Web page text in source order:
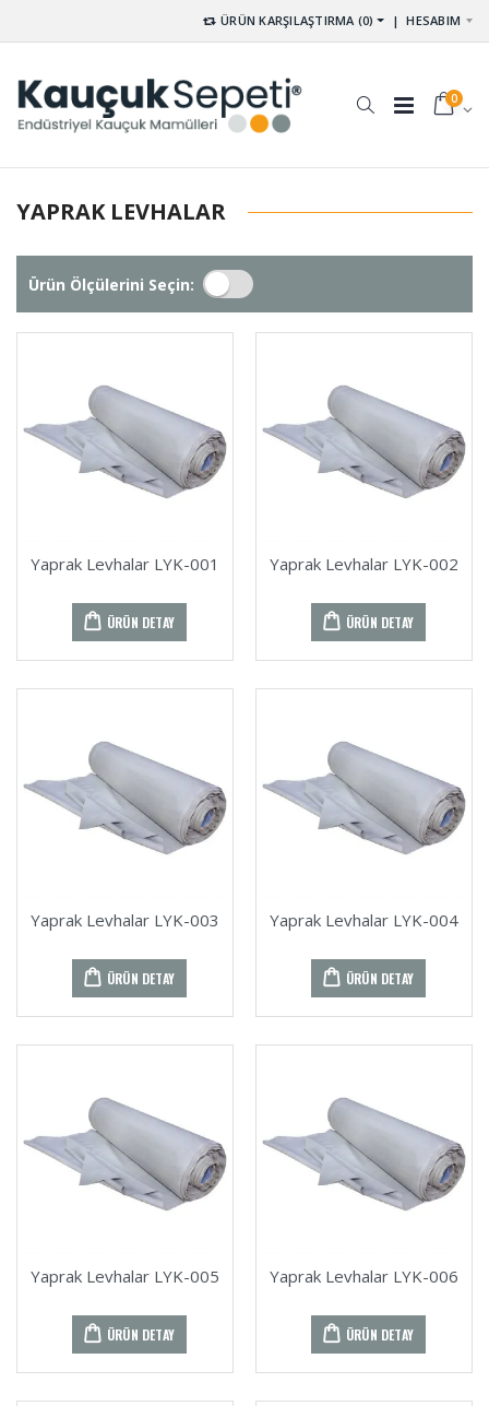
ÜRÜN KARŞILAŞTIRMA (0) |HESABIM
0
YAPRAK LEVHALAR
Ürün Ölçülerini Seçin:
Yaprak Levhalar LYK-001
ÜRÜN DETAY
Yaprak Levhalar LYK-002
ÜRÜN DETAY
Yaprak Levhalar LYK-003
ÜRÜN DETAY
Yaprak Levhalar LYK-004
ÜRÜN DETAY
Yaprak Levhalar LYK-005
ÜRÜN DETAY
Yaprak Levhalar LYK-006
ÜRÜN DETAY